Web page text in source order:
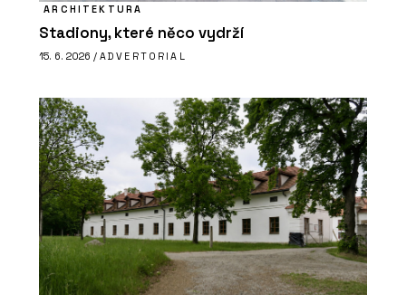
ARCHITEKTURA
Stadiony, které něco vydrží
15. 6. 2026 / ADVERTORIAL